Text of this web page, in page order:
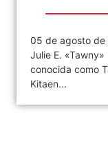
05 de agosto de
Julie E.
conocida como
Kitaen...